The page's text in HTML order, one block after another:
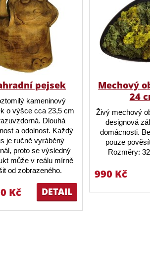
pejsek
kameninový
o výšce cca 23,5 cm
Dlouhá
a odolnost. Každý
je ručně vyráběný
proto se výsledný
může v reálu mírně
od zobrazeného.
DETAIL
Kč
Mechový
24
Živý mechový
designová
domácnosti.
pouze
Rozměry:
990 Kč